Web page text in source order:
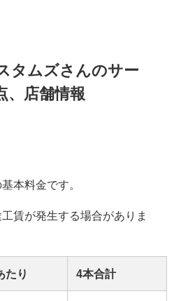
タムズさんのサー
、店舗情報
本料金です。
賃が発生する場合がありま
たり 4本合計